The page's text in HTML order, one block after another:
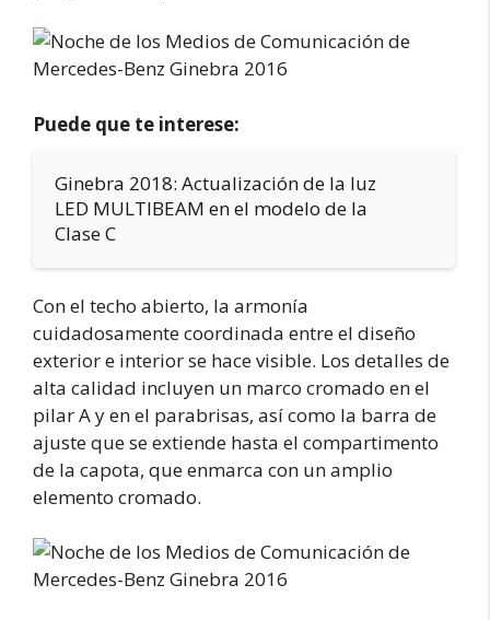
Puede que te interese:
Ginebra 2018: Actualización de la luz
LED MULTIBEAM en el modelo de la
Clase C
Con el techo abierto, la armonía
cuidadosamente coordinada entre el diseño
exterior e interior se hace visible. Los detalles de
alta calidad incluyen un marco cromado en el
pilar A y en el parabrisas, así como la barra de
ajuste que se extiende hasta el compartimento
de la capota, que enmarca con un amplio
elemento cromado.